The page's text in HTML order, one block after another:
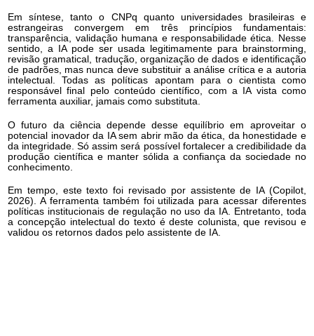
Em síntese, tanto o CNPq quanto universidades brasileiras e
estrangeiras convergem em três princípios fundamentais:
transparência, validação humana e responsabilidade ética. Nesse
sentido, a IA pode ser usada legitimamente para brainstorming,
revisão gramatical, tradução, organização de dados e identificação
de padrões, mas nunca deve substituir a análise crítica e a autoria
intelectual. Todas as políticas apontam para o cientista como
responsável final pelo conteúdo científico, com a IA vista como
ferramenta auxiliar, jamais como substituta.
O futuro da ciência depende desse equilíbrio em aproveitar o
potencial inovador da IA sem abrir mão da ética, da honestidade e
da integridade. Só assim será possível fortalecer a credibilidade da
produção científica e manter sólida a confiança da sociedade no
conhecimento.
Em tempo, este texto foi revisado por assistente de IA (Copilot,
2026). A ferramenta também foi utilizada para acessar diferentes
políticas institucionais de regulação no uso da IA. Entretanto, toda
a concepção intelectual do texto é deste colunista, que revisou e
validou os retornos dados pelo assistente de IA.